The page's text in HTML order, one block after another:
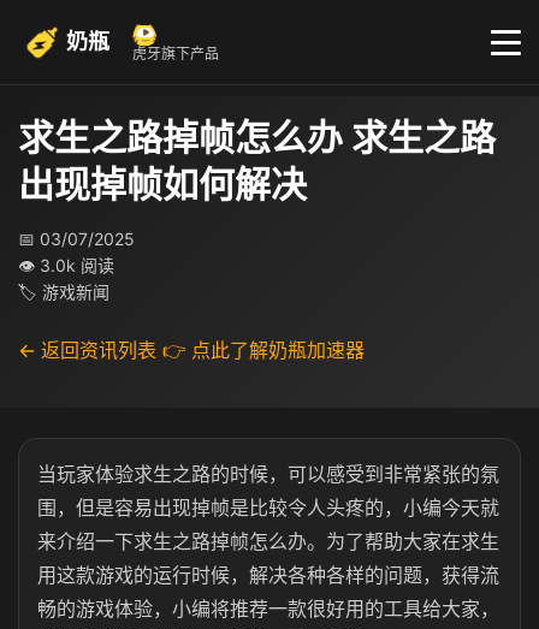
奶瓶 虎牙旗下产品
求生之路掉帧怎么办 求生之路
出现掉帧如何解决
📅 03/07/2025
👁 3.0k 阅读
🏷 游戏新闻
← 返回资讯列表 👉 点此了解奶瓶加速器
当玩家体验求生之路的时候，可以感受到非常紧张的氛
围，但是容易出现掉帧是比较令人头疼的，小编今天就
来介绍一下求生之路掉帧怎么办。为了帮助大家在求生
用这款游戏的运行时候，解决各种各样的问题，获得流
畅的游戏体验，小编将推荐一款很好用的工具给大家，